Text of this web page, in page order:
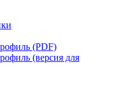
(PDF)
(версия для